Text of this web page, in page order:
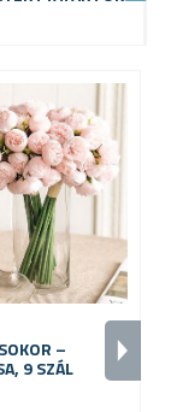
–
9 SZÁL